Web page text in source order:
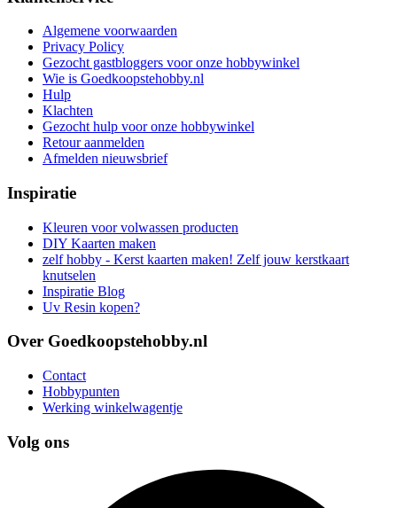
Algemene voorwaarden
Privacy Policy
Gezocht gastbloggers voor onze hobbywinkel
Wie is Goedkoopstehobby.nl
Hulp
Klachten
Gezocht hulp voor onze hobbywinkel
Retour aanmelden
Afmelden nieuwsbrief
Inspiratie
Kleuren voor volwassen producten
DIY Kaarten maken
zelf hobby - Kerst kaarten maken! Zelf jouw kerstkaart
knutselen
Inspiratie Blog
Uv Resin kopen?
Over Goedkoopstehobby.nl
Contact
Hobbypunten
Werking winkelwagentje
Volg ons